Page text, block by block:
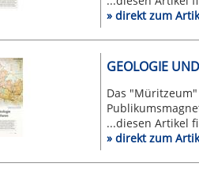
» direkt zum
GEOLOGIE
Das
...diesen Artikel
» direkt zum